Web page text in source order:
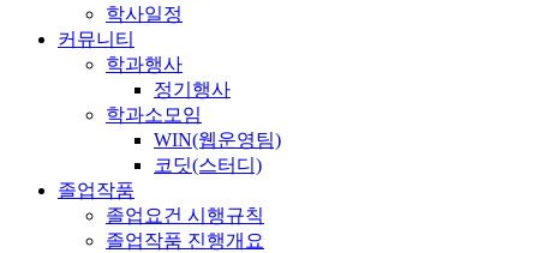
학사일정
커뮤니티
학과행사
정기행사
학과소모임
WIN(웹운영팀)
코딧(스터디)
졸업작품
졸업요건 시행규칙
졸업작품 진행개요